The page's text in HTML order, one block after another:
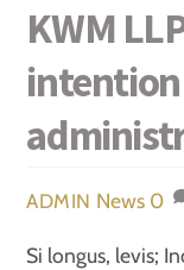
KWM
ADMIN News 0
Si longus, levis;